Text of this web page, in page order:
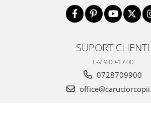
Biciclete cu roti 24 inch
Biciclete cu roti 26 inch
Biciclete cu roti 28 inch
Karturi si masinute cu pedale
Masinute fara pedale
SUPORT CLIENTI
L-V 9.00-17.00
0728709900